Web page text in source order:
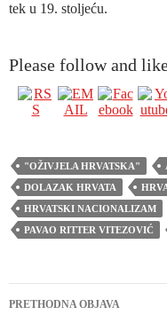
tek u 19. stoljeću.
Please follow and
"OŽIVJELA HRVATSKA"
DOLAZAK HRVATA
HRVATSKI NACIONALIZAM
PAVAO RITTER VITEZOVIĆ
Navigacija
PRETHODNA OBJAVA